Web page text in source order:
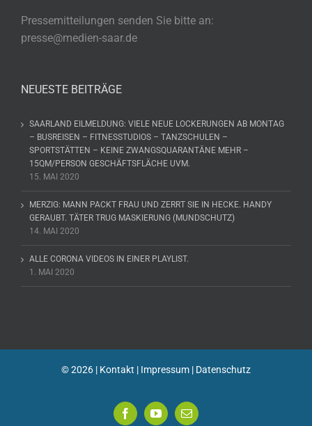
Pressemitteilungen senden Sie bitte an:
presse@medien-saar.de
NEUESTE BEITRÄGE
SAARLAND EILMELDUNG: VIELE NEUE LOCKERUNGEN AB MONTAG
– BUSREISEN – FITNESSTUDIOS – TANZSCHULEN –
SPORTSTÄTTEN – KEINE ZWANGSQUARANTÄNE MEHR –
15QM/PERSON GESCHÄFTSFLÄCHE UVM.
15. MAI 2020
MERZIG: MANN PACKT FRAU UND ZERRT SIE IN HECKE. HANDY
GERAUBT. TÄTER TRUG MASKIERUNG (MUNDSCHUTZ)
14. MAI 2020
ALLE CORONA VIDEOS IN EINER PLAYLIST.
1. MAI 2020
©2026 | Kontakt | Impressum | Datenschutz
FacebookYouTube
E-